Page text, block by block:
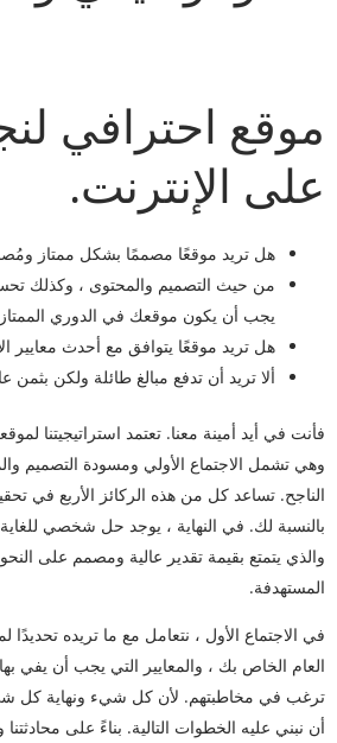
موقع احترافي
على الإنترنت.
هل تريد موقعًا مصممًا بشكل ممتاز
من حيث التصميم والمحتوى ، وكذلك
يجب أن يكون موقعك في الدوري
هل تريد موقعًا يتوافق مع أحدث معايير
ألا تريد أن تدفع مبالغ طائلة ولكن بثمن
فأنت في أيد أمينة معنا. تعتمد استراتيجيتنا
وهي تشمل الاجتماع الأولي ومسودة التصميم
الناجح. تساعد كل من هذه الركائز الأربع في
بالنسبة لك. في النهاية ، يوجد حل شخصي
والذي يتمتع بقيمة تقدير عالية ومصمم على
المستهدفة.
في الاجتماع الأول ، نتعامل مع ما تريده تحديدًا
العام الخاص بك ، والمعايير التي يجب أن يفي
ترغب في مخاطبتهم. لأن كل شيء ونهاية كل
أن نبني عليه الخطوات التالية. بناءً على محادثتنا